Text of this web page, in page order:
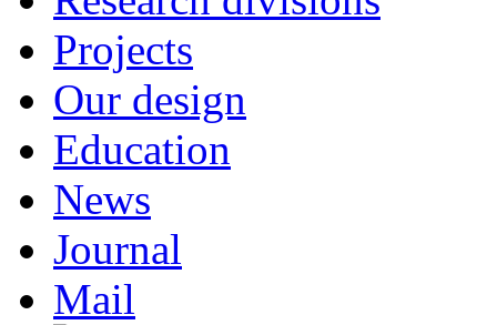
Projects
Our design
Education
News
Journal
Mail